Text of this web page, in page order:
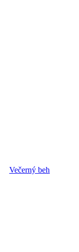
Večerný beh